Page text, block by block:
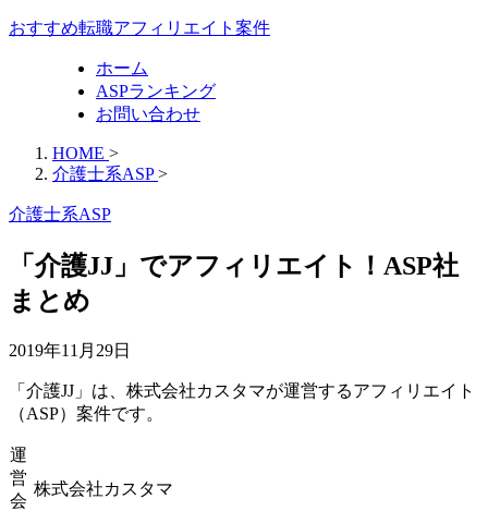
おすすめ転職アフィリエイト案件
ホーム
ASPランキング
お問い合わせ
HOME >
介護士系ASP >
介護士系ASP
「介護JJ」でアフィリエイト！ASP社
まとめ
2019年11月29日
「介護JJ」は、株式会社カスタマが運営するアフィリエイト
（ASP）案件です。
運
営
会
株式会社カスタマ